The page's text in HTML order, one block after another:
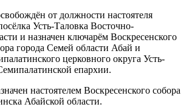
от должности настоятеля
Усть-Таловка Восточно-
и назначен ключарём Воскресенского
города Семей области Абай и
церковного округа Усть-
епархии.
настоятелем Воскресенского собора
Абайской области.